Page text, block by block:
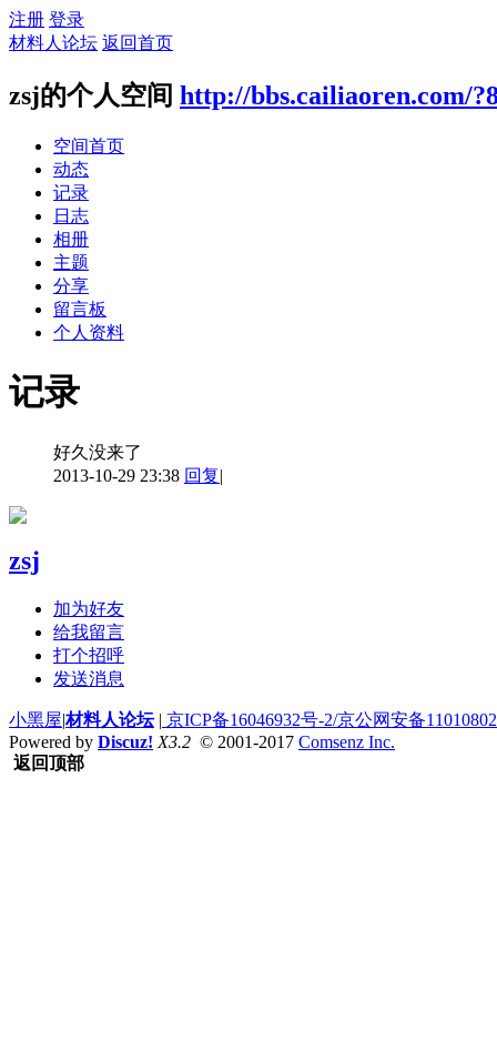
注册 登录
材料人论坛 返回首页
zsj的个人空间 http://bbs.cailiaoren.com/
空间首页
动态
记录
日志
相册
主题
分享
留言板
个人资料
记录
好久没来了
2013-10-29 23:38 回复|
zsj
加为好友
给我留言
打个招呼
发送消息
小黑屋|材料人论坛 | 京ICP备16046932号-2/京公网安备
Powered by Discuz! X3.2 © 2001-2017 Comsenz Inc.
返回顶部